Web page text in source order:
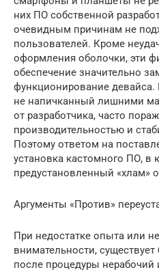
них ПО собственной
очевидным причинам не
пользователей. Кроме
оформления оболочки, эти
обеспечение значительно
функционирование
не напичканный лишними
от разработчика, часто
производительностью и
Поэтому ответом на
установка кастомного ПО, в
предустановленный «хлам»
Аргументы «Против»
При недостатке опыта или
внимательности,
после процедуры нерабочий